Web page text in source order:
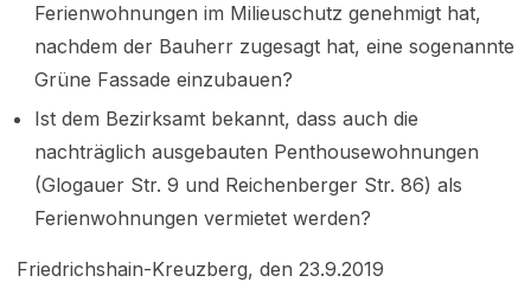
Ferienwohnungen im Milieuschutz genehmigt hat,
nachdem der Bauherr zugesagt hat, eine sogenannte
Grüne Fassade einzubauen?
Ist dem Bezirksamt bekannt, dass auch die
nachträglich ausgebauten Penthousewohnungen
(Glogauer Str. 9 und Reichenberger Str. 86) als
Ferienwohnungen vermietet werden?
Friedrichshain-Kreuzberg, den 23.9.2019